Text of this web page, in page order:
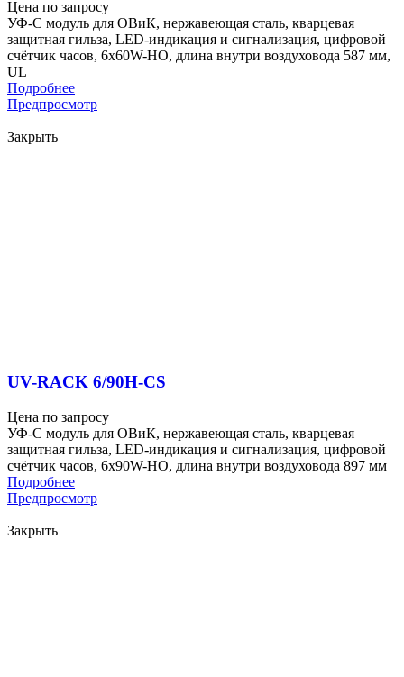
Цена по запросу
УФ-С модуль для ОВиК, нержавеющая сталь, кварцевая
защитная гильза, LED-индикация и сигнализация, цифровой
счётчик часов, 6x60W-HO, длина внутри воздуховода 587 мм,
UL
Подробнее
Предпросмотр
Закрыть
UV-RACK 6/90H-CS
Цена по запросу
УФ-С модуль для ОВиК, нержавеющая сталь, кварцевая
защитная гильза, LED-индикация и сигнализация, цифровой
счётчик часов, 6x90W-HO, длина внутри воздуховода 897 мм
Подробнее
Предпросмотр
Закрыть